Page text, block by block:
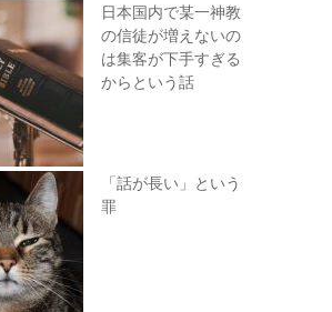
日本国内で某一神教
の信徒が増えないの
は集客が下手すぎる
からという話
「話が長い」という
罪